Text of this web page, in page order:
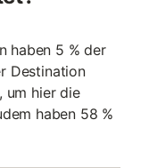
haben 5 % der
Destination
um hier die
haben 58 %